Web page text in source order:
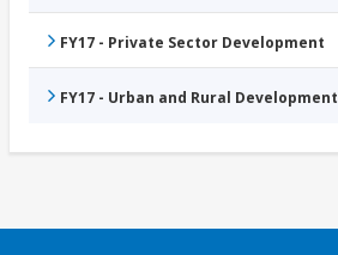
FY17 - Private Sector Development
FY17 - Urban and Rural Development